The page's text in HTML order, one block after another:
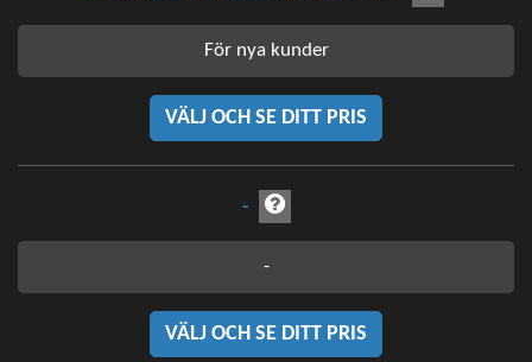
För nya kunder
VÄLJ OCH SE DITT PRIS
-
-
VÄLJ OCH SE DITT PRIS